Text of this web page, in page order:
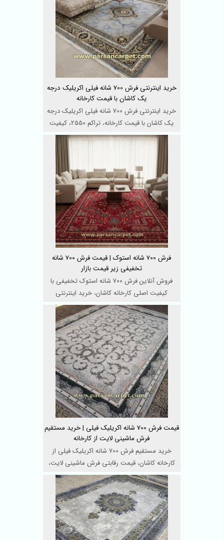
خرید اینترنتی فرش 700 شانه فیلی اکریلیک درجه
یک کاشان با قیمت کارخانه
خرید اینترنتی فرش 700 شانه فیلی اکریلیک درجه
یک کاشان با قیمت کارخانه، تراکم 2550، کیفیت
بافت ممتاز، ...
فرش 700 شانه استوک | قیمت فرش 700 شانه
تخفیفی زیر قیمت بازار
فروش آنلاین فرش 700 شانه استوک تخفیفی با
کیفیت اصلی کارخانه کاشان، خرید اینترنتی
مستقیم و امکان خرید ...
قیمت فرش 700 شانه اکریلیک فیلی | خرید مستقیم
فرش ماشینی لایت از کارخانه
خرید مستقیم فرش 700 شانه اکریلیک فیلی از
کارخانه کاشان، قیمت رقابتی فرش ماشینی لایت،
بافت استاندارد ...